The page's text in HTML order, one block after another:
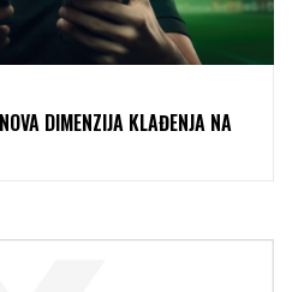
DIMENZIJA KLAĐENJA NA